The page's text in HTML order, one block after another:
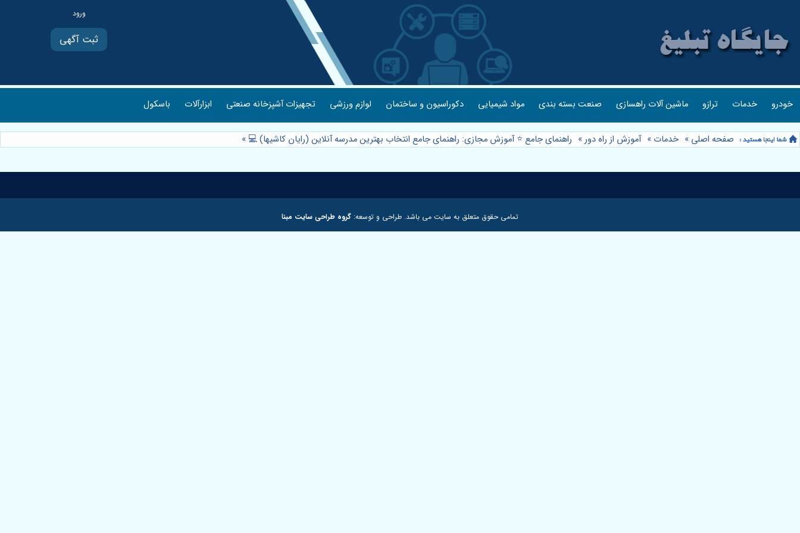
ثبت آگهی
خودرو خدمات ترازو ماشین آلات راهسازی صنعت بسته بندی مواد شیمیایی دکوراسیون و ساختمان لوازم ورزشی تجهیزات آشپزخانه صنعتی ابزارآلات باسکول
صفحه اصلی » خدمات » آموزش از راه دور» راهنمای جامع ⭐️ آموزش مجازی: راهنمای جامع انتخاب بهترین مدرسه آنلاین (رایان کاشیها) 💻 »
تمامی حقوق متعلق به سایت می باشد. طراحی و توسعه: گروه طراحی سایت مبنا